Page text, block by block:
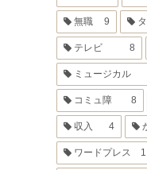
無職 9
テレビ 8
ミュージカル
コミュ障 8
収入 4
ワードプレス 1